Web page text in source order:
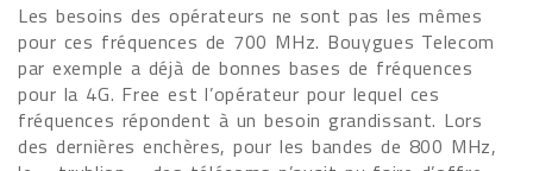
Les besoins des opérateurs ne sont pas les mêmes
pour ces fréquences de 700 MHz. Bouygues Telecom
par exemple a déjà de bonnes bases de fréquences
pour la 4G. Free est l’opérateur pour lequel ces
fréquences répondent à un besoin grandissant. Lors
des dernières enchères, pour les bandes de 800 MHz,